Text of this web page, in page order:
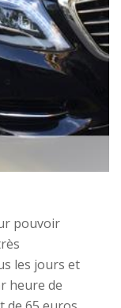
pouvoir
les jours et
heure de